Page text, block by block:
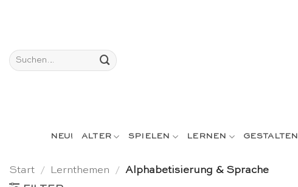
Suchen
nach:
NEU! ALTER SPIELEN LERNEN GESTALTEN
Start / Lernthemen / Alphabetisierung & Sprache